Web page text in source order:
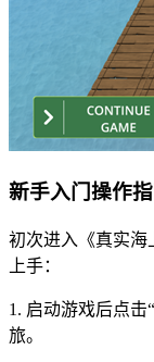
新手入门操作
初次进入《真实海
上手：
1. 启动游戏后点击
旅。